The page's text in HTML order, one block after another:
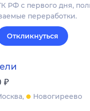
РФ с первого дня,
переработки.
Откликнуться
₽
Новогиреево